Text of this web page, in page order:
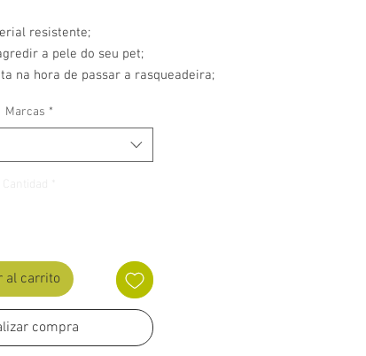
resistente;
a pele do seu pet;
na hora de passar a rasqueadeira;
Marcas *
al carrito
compra